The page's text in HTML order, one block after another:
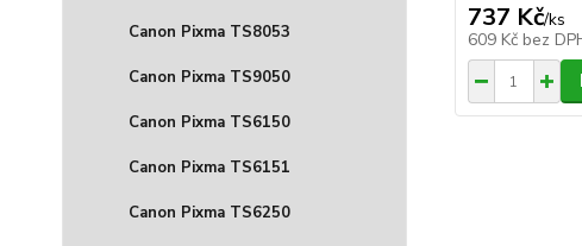
Canon Pixma TS8053
Canon Pixma TS9050
Canon Pixma TS6150
Canon Pixma TS6151
Canon Pixma TS6250
737 Kč/ks
609 Kč bez